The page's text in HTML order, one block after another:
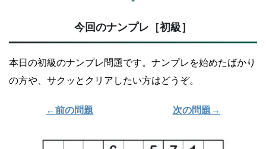
今回のナンプレ［初級］
本日の初級のナンプレ問題です。ナンプレを始めたばかり
の方や、サクッとクリアしたい方はどうぞ。
←前の問題 次の問題→